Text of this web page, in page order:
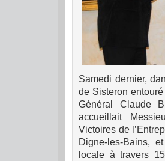
Samedi dernier,
de Sisteron
Général Claude
accueillait
Victoires de
Digne-les-Bains,
locale à travers